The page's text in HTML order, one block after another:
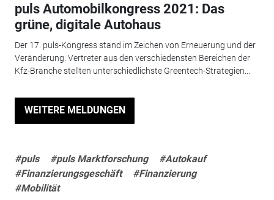
puls Automobilkongress 2021: Das
grüne, digitale Autohaus
Der 17. puls-Kongress stand im Zeichen von Erneuerung und der
Veränderung: Vertreter aus den verschiedensten Bereichen der
Kfz-Branche stellten unterschiedlichste Greentech-Strategien...
WEITERE MELDUNGEN
#puls #puls Marktforschung
#Autokauf
#Finanzierungsgeschäft
#Finanzierung
#Mobilität